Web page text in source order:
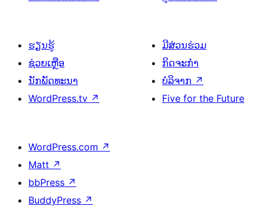
ຮຽນຮູ້
ຊ່ວຍເຫຼືອ
ນັກພັດທະນາ
WordPress.tv ↗
ມີສ່ວນຮ່ວມ
ກິດຈະກຳ
ບໍລິຈາກ ↗
Five for the Future
WordPress.com ↗
Matt ↗
bbPress ↗
BuddyPress ↗